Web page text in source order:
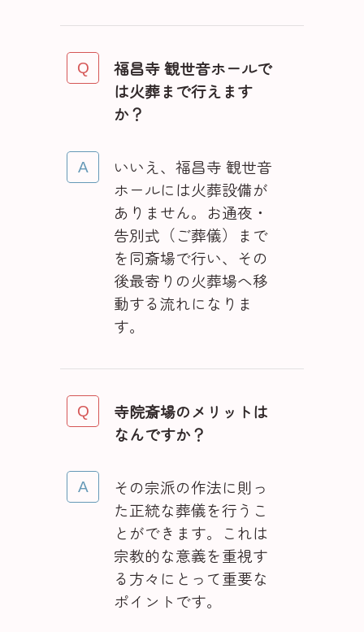
福昌寺 観世音ホールで
は火葬まで行えます
か？
いいえ、福昌寺 観世音
ホールには火葬設備が
ありません。お通夜・
告別式（ご葬儀）まで
を同斎場で行い、その
後最寄りの火葬場へ移
動する流れになりま
す。
寺院斎場のメリットは
なんですか？
その宗派の作法に則っ
た正統な葬儀を行うこ
とができます。これは
宗教的な意義を重視す
る方々にとって重要な
ポイントです。